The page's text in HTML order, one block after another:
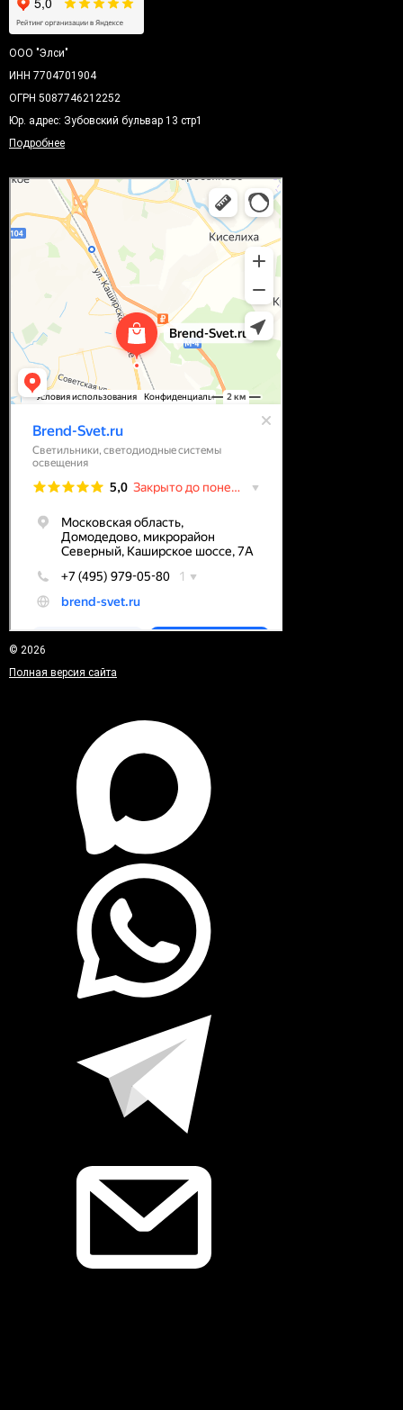
ООО "Элси"
ИНН 7704701904
ОГРН 5087746212252
Юр. адрес: Зубовский бульвар 13 стр1
Подробнее
© 2026
Полная версия сайта